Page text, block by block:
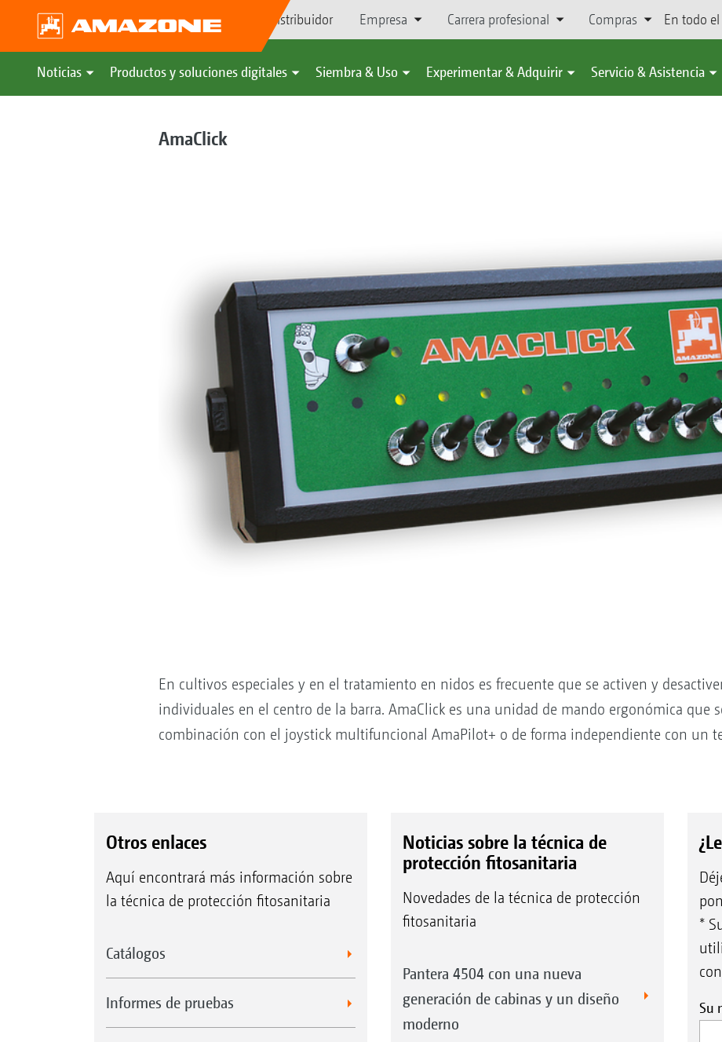
Búsqueda de distribuidor Empresa Carrera profesional Compras En todo
Noticias Productos y soluciones digitales Siembra & Uso Experimentar & Adquirir Servicio & Asistencia
AmaClick
En cultivos especiales y en el tratamiento en nidos es frecuente que se activen y
individuales en el centro de la barra. AmaClick es una unidad de mando ergonómica que
combinación con el joystick multifuncional AmaPilot+ o de forma independiente con un
Otros enlaces
Aquí encontrará más información sobre
la técnica de protección fitosanitaria
Catálogos
Informes de pruebas
Noticias sobre la técnica de
protección fitosanitaria
Novedades de la técnica de protección
fitosanitaria
Pantera 4504 con una nueva
generación de cabinas y un diseño
moderno
*
Su